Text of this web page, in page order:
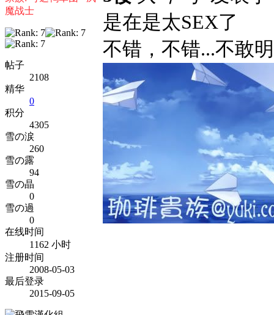
魔战士
帖子
2108
精华
0
积分
4305
雪の涙
260
雪の露
94
雪の晶
0
雪の過
0
在线时间
1162 小时
注册时间
2008-05-03
最后登录
2015-09-05
是在是太SEX了
不错，不错...不敢